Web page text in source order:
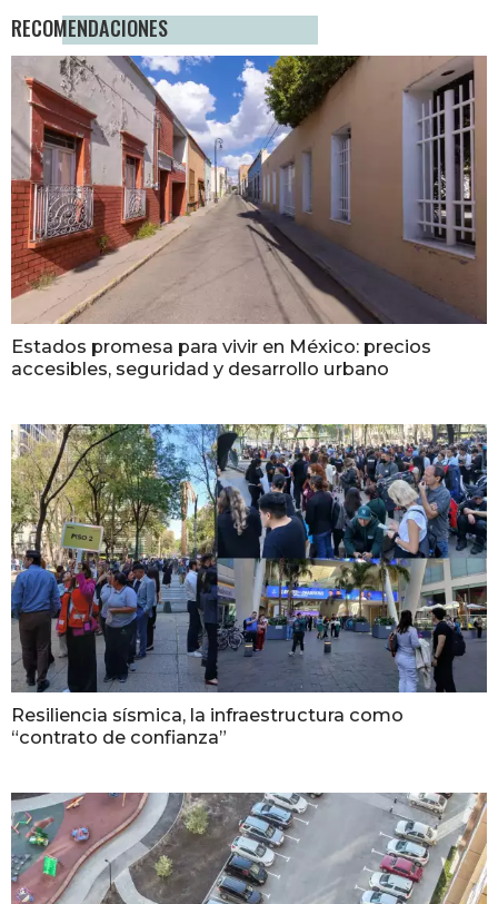
RECOMENDACIONES
Estados promesa para vivir en México: precios
accesibles, seguridad y desarrollo urbano
Resiliencia sísmica, la infraestructura como
“contrato de confianza”